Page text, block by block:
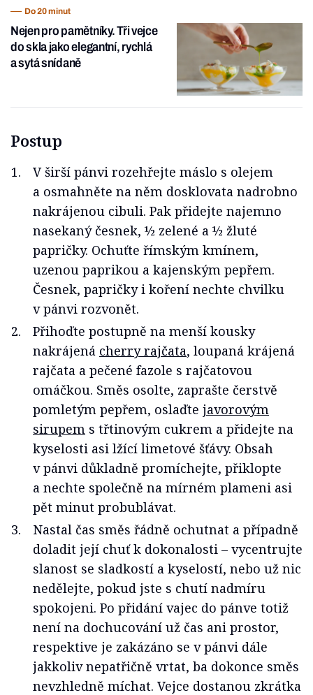
Do 20 minut
Nejen pro pamětníky. Tři vejce
do skla jako elegantní, rychlá
a sytá snídaně
Postup
V širší pánvi rozehřejte máslo s olejem
a osmahněte na něm dosklovata nadrobno
nakrájenou cibuli. Pak přidejte najemno
nasekaný česnek, ½ zelené a ½ žluté
papričky. Ochuťte římským kmínem,
uzenou paprikou a kajenským pepřem.
Česnek, papričky i koření nechte chvilku
v pánvi rozvonět.
Přihoďte postupně na menší kousky
nakrájená cherry rajčata, loupaná krájená
rajčata a pečené fazole s rajčatovou
omáčkou. Směs osolte, zaprašte čerstvě
pomletým pepřem, oslaďte javorovým
sirupem s třtinovým cukrem a přidejte na
kyselosti asi lžící limetové šťávy. Obsah
v pánvi důkladně promíchejte, přiklopte
a nechte společně na mírném plameni asi
pět minut probublávat.
Nastal čas směs řádně ochutnat a případně
doladit její chuť k dokonalosti – vycentrujte
slanost se sladkostí a kyselostí, nebo už nic
nedělejte, pokud jste s chutí nadmíru
spokojeni. Po přidání vajec do pánve totiž
není na dochucování už čas ani prostor,
respektive je zakázáno se v pánvi dále
jakkoliv nepatřičně vrtat, ba dokonce směs
nevzhledně míchat. Vejce dostanou zkrátka